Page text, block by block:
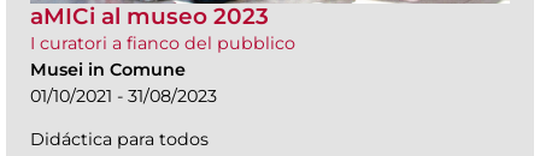
aMICi al museo 2023
I curatori a fianco del pubblico
Musei in Comune
01/10/2021 - 31/08/2023
Didáctica para todos